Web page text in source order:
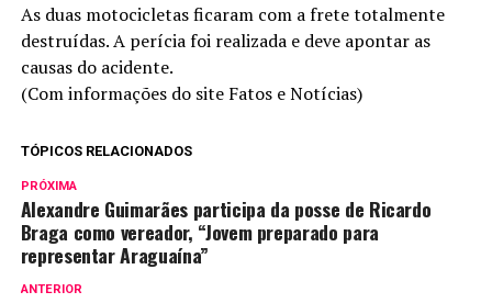
As duas motocicletas ficaram com a frete totalmente
destruídas. A perícia foi realizada e deve apontar as
causas do acidente.
(Com informações do site Fatos e Notícias)
TÓPICOS RELACIONADOS
PRÓXIMA
Alexandre Guimarães participa da posse de Ricardo
Braga como vereador, “Jovem preparado para
representar Araguaína”
ANTERIOR